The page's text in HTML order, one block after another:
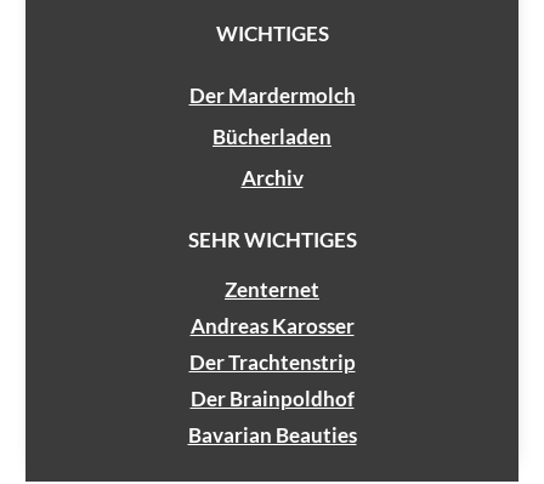
WICHTIGES
Der Mardermolch
Bücherladen
Archiv
SEHR WICHTIGES
Zenternet
Andreas Karosser
Der Trachtenstrip
Der Brainpoldhof
Bavarian Beauties